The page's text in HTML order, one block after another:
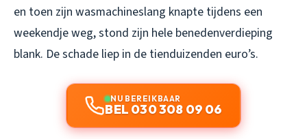
en toen zijn wasmachineslang knapte tijdens een
weekendje weg, stond zijn hele benedenverdieping
blank. De schade liep in de tienduizenden euro’s.
NU BEREIKBAAR
BEL 030 308 09 06